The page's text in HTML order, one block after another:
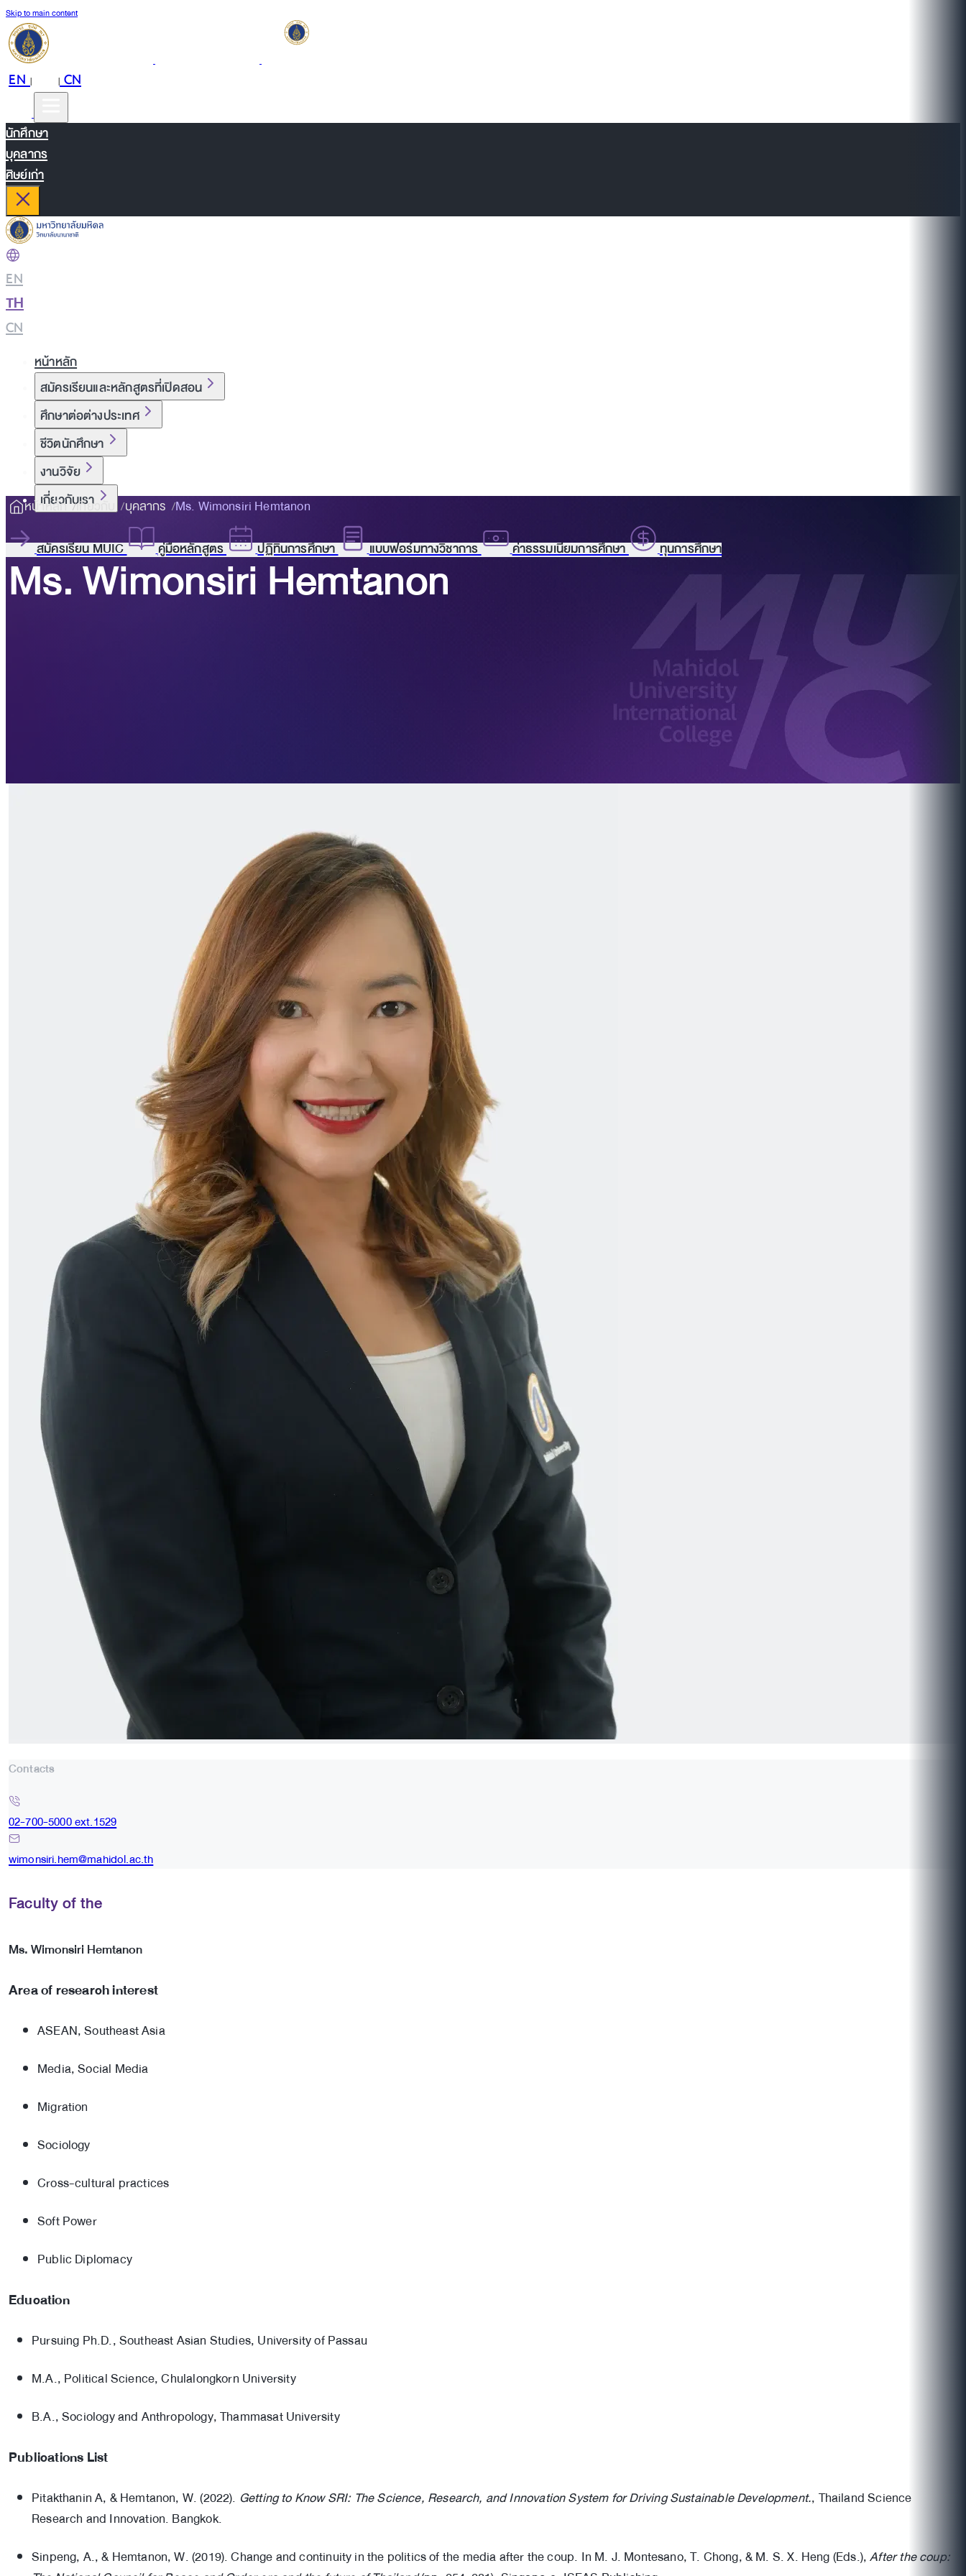
Skip to main content
EN| |CN
นักศึกษา
บุคลากร
ศิษย์เก่า
EN
TH
CN
หน้าหลัก
สมัครเรียนและหลักสูตรที่เปิดสอน
ศึกษาต่อต่างประเทศ
ชีวิตนักศึกษา
งานวิจัย
เกี่ยวกับเรา
สมัครเรียน MUIC คู่มือหลักสูตร ปฏิทินการศึกษา แบบฟอร์มทางวิชาการ ค่าธรรมเนียมการศึกษา ทุนการศึกษา
หน้าหลัก เกี่ยวกับ บุคลากร Ms. Wimonsiri Hemtanon
Ms. Wimonsiri Hemtanon
Contacts
02-700-5000 ext.1529
wimonsiri.hem@mahidol.ac.th
Faculty of the
Ms. Wimonsiri Hemtanon
Area of research interest
ASEAN, Southeast Asia
Media, Social Media
Migration
Sociology
Cross-cultural practices
Soft Power
Public Diplomacy
Education
Pursuing Ph.D., Southeast Asian Studies, University of Passau
M.A., Political Science, Chulalongkorn University
B.A., Sociology and Anthropology, Thammasat University
Publications List
Pitakthanin A, & Hemtanon, W. (2022). Getting to Know SRI: The Science, Research, and Innovation System for Driving Sustainable Development., Thailand Science
Research and Innovation. Bangkok.
Sinpeng, A., & Hemtanon, W. (2019). Change and continuity in the politics of the media after the coup. In M. J. Montesano, T. Chong, & M. S. X. Heng (Eds.),After the coup: